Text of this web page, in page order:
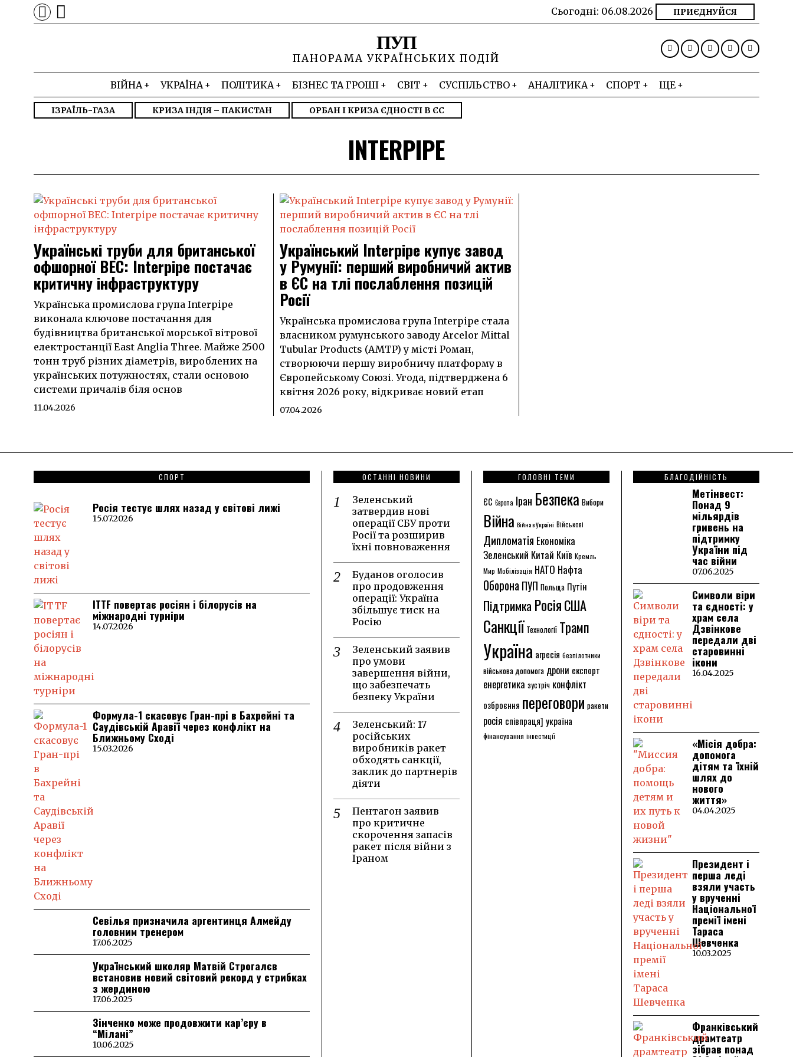
Сьогодні: 06.08.2026 ПРИЄДНУЙСЯ
ПУП
ПАНОРАМА УКРАЇНСЬКИХ ПОДІЙ
ВІЙНА УКРАЇНА ПОЛІТИКА БІЗНЕС ТА ГРОШІ СВІТ СУСПІЛЬСТВО АНАЛІТИКА СПОРТ ЩЕ
ІЗРАЇЛЬ-ГАЗА КРИЗА ІНДІЯ – ПАКИСТАН ОРБАН І КРИЗА ЄДНОСТІ В ЄС
INTERPIPE
Українські труби для британської
офшорної ВЕС: Interpipe постачає
критичну інфраструктуру
Українська промислова група Interpipe
виконала ключове постачання для
будівництва британської морської вітрової
електростанції East Anglia Three. Майже 2500
тонн труб різних діаметрів, вироблених на
українських потужностях, стали основою
системи причалів біля основ
11.04.2026
Український Interpipe купує завод
у Румунії: перший виробничий актив
в ЄС на тлі послаблення позицій
Росії
Українська промислова група Interpipe стала
власником румунського заводу Arcelor Mittal
Tubular Products (AMTP) у місті Роман,
створюючи першу виробничу платформу в
Європейському Союзі. Угода, підтверджена 6
квітня 2026 року, відкриває новий етап
07.04.2026
СПОРТ
Росія тестує шлях назад у світові лижі
15.07.2026
ITTF повертає росіян і білорусів на
міжнародні турніри
14.07.2026
Формула-1 скасовує Гран-прі в Бахрейні та
Саудівській Аравії через конфлікт на
Ближньому Сході
15.03.2026
Севілья призначила аргентинця Алмейду
головним тренером
17.06.2025
Український школяр Матвій Строгалєв
встановив новий світовий рекорд у стрибках
з жердиною
17.06.2025
Зінченко може продовжити кар’єру в
“Мілані”
10.06.2025
ОСТАННІ НОВИНИ
Зеленський
затвердив нові
операції СБУ проти
Росії та розширив
їхні повноваження
Буданов оголосив
про продовження
операції: Україна
збільшує тиск на
Росію
Зеленський заявив
про умови
завершення війни,
що забезпечать
безпеку України
Зеленський: 17
російських
виробників ракет
обходять санкції,
заклик до партнерів
діяти
Пентагон заявив
про критичне
скорочення запасів
ракет після війни з
Іраном
ГОЛОВНІ ТЕМИ
ЄС Європа Іран Безпека Вибори
Війна Війна в Україні Військові
Дипломатія Економіка
Зеленський Китай Київ Кремль
Мир Мобілізація НАТО Нафта
ОборонаПУП Польща Путін
Підтримка РосіяСША
Санкції Технології Трамп
Україна агресія безпілотники
військова допомога дрони експорт
енергетика зустріч конфлікт
озброєння переговори ракети
росія співпраця] україна
фінансування інвестиції
БЛАГОДІЙНІСТЬ
Метінвест:
Понад 9
мільярдів
гривень на
підтримку
України під
час війни
07.06.2025
Символи віри
та єдності: у
храм села
Дзвінкове
передали дві
старовинні
ікони
16.04.2025
«Місія добра:
допомога
дітям та їхній
шлях до
нового
життя»
04.04.2025
Президент і
перша леді
взяли участь
у врученні
Національної
премії імені
Тараса
Шевченка
10.03.2025
Франківський
драмтеатр
зібрав понад